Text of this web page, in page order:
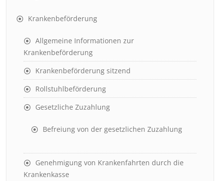
Krankenbeförderung
Allgemeine Informationen zur
Krankenbeförderung
Krankenbeförderung sitzend
Rollstuhlbeförderung
Gesetzliche Zuzahlung
Befreiung von der gesetzlichen Zuzahlung
Genehmigung von Krankenfahrten durch die
Krankenkasse